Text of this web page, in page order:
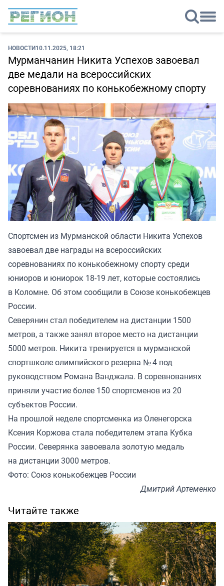
НОВОСТИ10.11.2025, 18:21
Мурманчанин Никита Успехов завоевал
две медали на всероссийских
соревнованиях по конькобежному спорту
Спортсмен из Мурманской области Никита Успехов
завоевал две награды на всероссийских
соревнованиях по конькобежному спорту среди
юниоров и юниорок 18-19 лет, которые состоялись
в Коломне. Об этом сообщили в Союзе конькобежцев
России.
Северянин стал победителем на дистанции 1500
метров, а также занял второе место на дистанции
5000 метров. Никита тренируется в мурманской
спортшколе олимпийского резерва № 4 под
руководством Романа Ванджала. В соревнованиях
приняли участие более 150 спортсменов из 20
субъектов России.
На прошлой неделе спортсменка из Оленегорска
Ксения Коржова стала победителем этапа Кубка
России. Северянка завоевала золотую медаль
на дистанции 3000 метров.
Фото: Союз конькобежцев России
Дмитрий Артеменко
Читайте также